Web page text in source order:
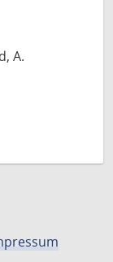
A.